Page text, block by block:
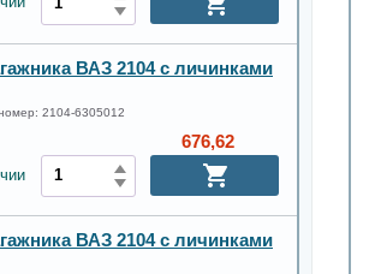
ВАЗ 2104 с личинками
2104-6305012
676,62
ВАЗ 2104 с личинками